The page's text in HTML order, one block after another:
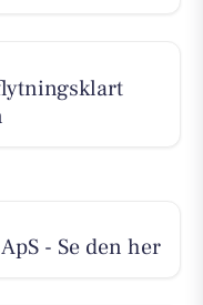
- Se den her